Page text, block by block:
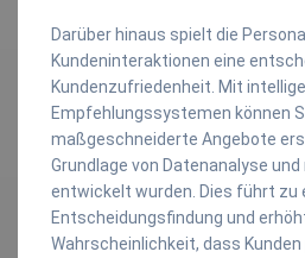
Darüber hinaus spielt die
Kundeninteraktionen eine
Kundenzufriedenheit. Mit
Empfehlungssystemen können
maßgeschneiderte Angebote
Grundlage von Datenanalyse
entwickelt wurden. Dies führt zu
Entscheidungsfindung und
Wahrscheinlichkeit, dass